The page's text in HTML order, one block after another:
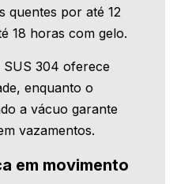
quentes por até 12
18 horas com gelo.
304 oferece
enquanto o
a vácuo garante
vazamentos.
em movimento